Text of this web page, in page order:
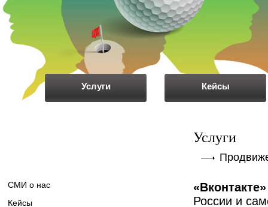
Услуги Кейсы
СМИ о нас
Кейсы
Услуги
«Вконтакте»
России и